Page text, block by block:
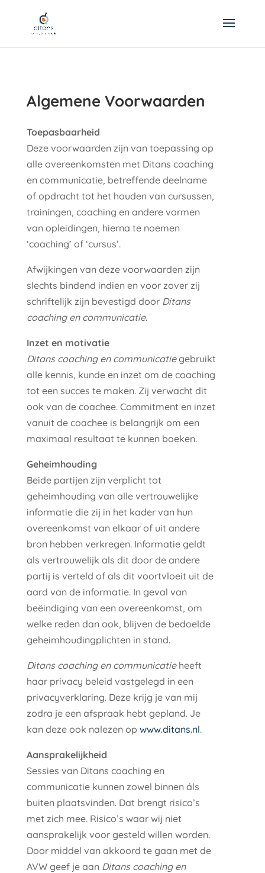
Algemene Voorwaarden
Toepasbaarheid
Deze voorwaarden zijn van toepassing op
alle overeenkomsten met Ditans coaching
en communicatie, betreffende deelname
of opdracht tot het houden van cursussen,
trainingen, coaching en andere vormen
van opleidingen, hierna te noemen
‘coaching’ of ‘cursus’.
Afwijkingen van deze voorwaarden zijn
slechts bindend indien en voor zover zij
schriftelijk zijn bevestigd door Ditans
coaching en communicatie.
Inzet en motivatie
Ditans coaching en communicatiegebruikt
alle kennis, kunde en inzet om de coaching
tot een succes te maken. Zij verwacht dit
ook van de coachee. Commitment en inzet
vanuit de coachee is belangrijk om een
maximaal resultaat te kunnen boeken.
Geheimhouding
Beide partijen zijn verplicht tot
geheimhouding van alle vertrouwelijke
informatie die zij in het kader van hun
overeenkomst van elkaar of uit andere
bron hebben verkregen. Informatie geldt
als vertrouwelijk als dit door de andere
partij is verteld of als dit voortvloeit uit de
aard van de informatie. In geval van
beëindiging van een overeenkomst, om
welke reden dan ook, blijven de bedoelde
geheimhoudingplichten in stand.
Ditans coaching en communicatieheeft
haar privacy beleid vastgelegd in een
privacyverklaring. Deze krijg je van mij
zodra je een afspraak hebt gepland. Je
kan deze ook nalezen op www.ditans.nl.
Aansprakelijkheid
Sessies van Ditans coaching en
communicatie kunnen zowel binnen áls
buiten plaatsvinden. Dat brengt risico’s
met zich mee. Risico’s waar wij niet
aansprakelijk voor gesteld willen worden.
Door middel van akkoord te gaan met de
AVW geef je aan Ditans coaching en